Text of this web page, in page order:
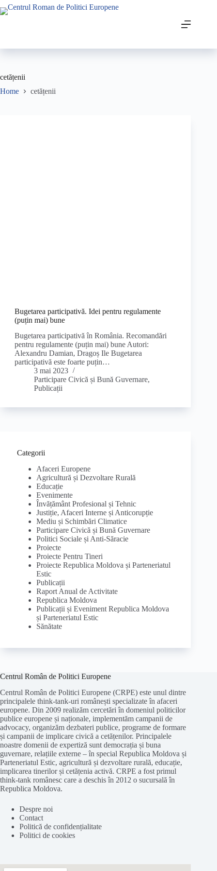
cetățenii
Home
cetățenii
Bugetarea participativă. Idei pentru regulamente
(puțin mai) bune
Bugetarea participativă în România. Recomandări
pentru regulamente (puțin mai) bune Autori:
Alexandru Damian, Dragoș Ile Bugetarea
participativă este foarte puțin…
3 mai 2023
Participare Civică și Bună Guvernare,
Publicații
Categorii
Afaceri Europene
Agricultură și Dezvoltare Rurală
Educație
Evenimente
Învățământ Profesional și Tehnic
Justiție, Afaceri Interne și Anticorupție
Mediu și Schimbări Climatice
Participare Civică și Bună Guvernare
Politici Sociale și Anti-Săracie
Proiecte
Proiecte Pentru Tineri
Proiecte Republica Moldova și Parteneriatul
Estic
Publicații
Raport Anual de Activitate
Republica Moldova
Publicații și Eveniment Republica Moldova
și Parteneriatul Estic
Sănătate
Centrul Român de Politici Europene
Centrul Român de Politici Europene (CRPE) este unul dintre
principalele think-tank-uri românești specializate în afaceri
europene. Din 2009 realizăm cercetări în domeniul politicilor
publice europene și naționale, implementăm campanii de
advocacy, organizăm dezbateri publice, programe de formare
și campanii de implicare civică a cetățenilor. Principalele
noastre domenii de expertiză sunt democrația și buna
guvernare, relațiile externe – în special Republica Moldova și
Parteneriatul Estic, agricultură și dezvoltare rurală, educație,
implicarea tinerilor și cetățenia activă. CRPE a fost primul
think-tank românesc care a deschis în 2012 o sucursală în
Republica Moldova.
Despre noi
Contact
Politică de confidențialitate
Politici de cookies